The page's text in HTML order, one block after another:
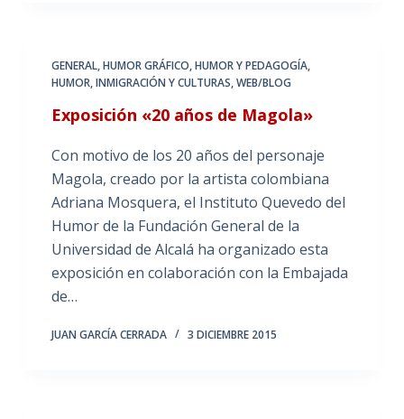
GENERAL,HUMOR GRÁFICO,HUMOR Y PEDAGOGÍA,
HUMOR, INMIGRACIÓN Y CULTURAS,WEB/BLOG
Exposición «20 años de Magola»
Con motivo de los 20 años del personaje
Magola, creado por la artista colombiana
Adriana Mosquera, el Instituto Quevedo del
Humor de la Fundación General de la
Universidad de Alcalá ha organizado esta
exposición en colaboración con la Embajada
de…
JUAN GARCÍA CERRADA 3 DICIEMBRE 2015